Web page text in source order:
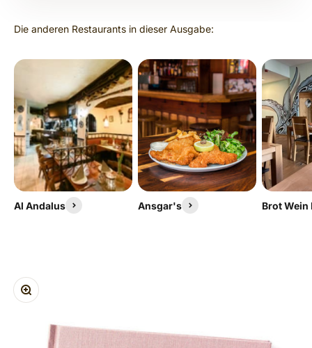
Al Andalus Ansgar's Brot Wein
ZOOM